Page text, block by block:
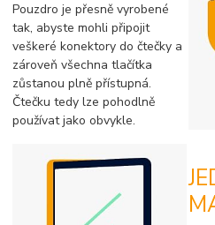
Pouzdro je přesně vyrobené
tak, abyste mohli připojit
veškeré konektory do čtečky a
zároveň všechna tlačítka
zůstanou plně přístupná.
Čtečku tedy lze pohodlně
používat jako obvykle.